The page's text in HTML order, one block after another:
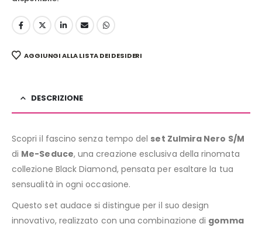
AGGIUNGI ALLA LISTA DEI DESIDERI
DESCRIZIONE
Scopri il fascino senza tempo del set Zulmira Nero S/M
di Me-Seduce, una creazione esclusiva della rinomata
collezione Black Diamond, pensata per esaltare la tua
sensualità in ogni occasione.
Questo set audace si distingue per il suo design
innovativo, realizzato con una combinazione di gomma